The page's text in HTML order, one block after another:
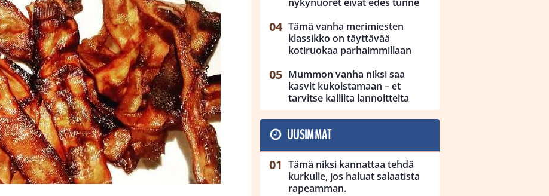
Tämä vanha merimiesten
klassikko on täyttävää
kotiruokaa parhaimmillaan
Mummon vanha niksi saa
kasvit kukoistamaan – et
tarvitse kalliita lannoitteita
UUSIMMAT
Tämä niksi kannattaa tehdä
kurkulle, jos haluat salaatista
rapeamman.